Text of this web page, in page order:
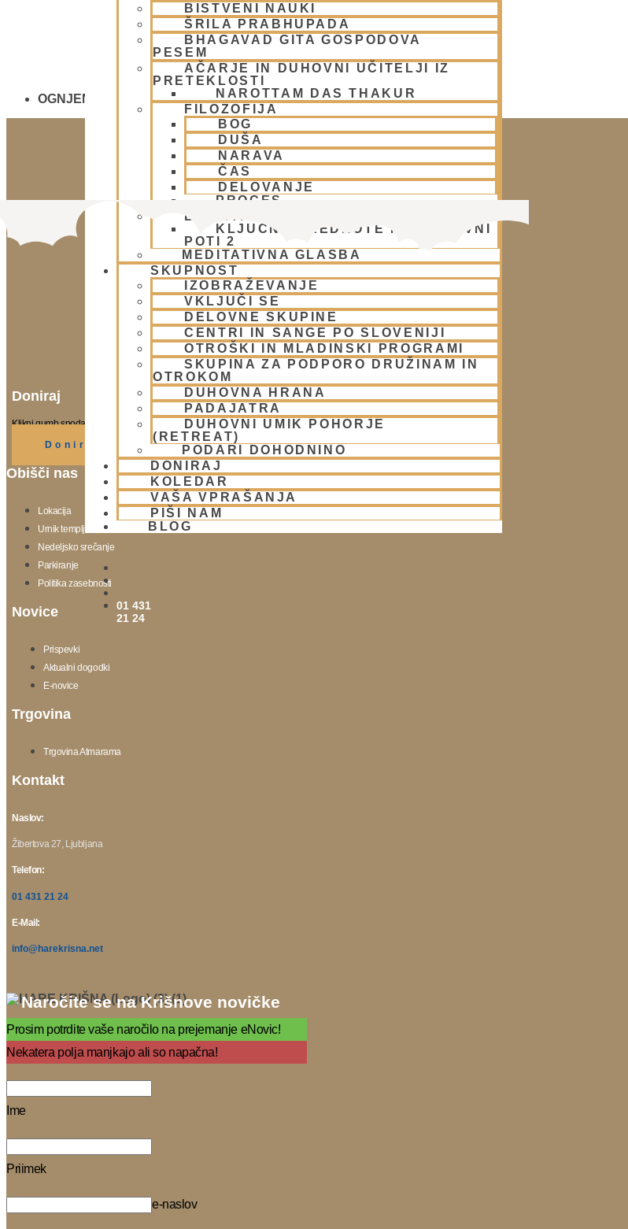
BISTVENI NAUKI
ŠRILA PRABHUPADA
BHAGAVAD GITA GOSPODOVA
PESEM
AČARJE IN DUHOVNI UČITELJI IZ
PRETEKLOSTI
NAROTTAM DAS THAKUR
FILOZOFIJA
BOG
DUŠA
NARAVA
ČAS
DELOVANJE
PROCES
BHAKTI AKADEMIJA
KLJUČNE VREDNOTE NA DUHOVNI
POTI 2
MEDITATIVNA GLASBA
SKUPNOST
IZOBRAŽEVANJE
VKLJUČI SE
DELOVNE SKUPINE
CENTRI IN SANGE PO SLOVENIJI
OTROŠKI IN MLADINSKI PROGRAMI
SKUPINA ZA PODPORO DRUŽINAM IN
OTROKOM
DUHOVNA HRANA
PADAJATRA
DUHOVNI UMIK POHORJE
(RETREAT)
PODARI DOHODNINO
DONIRAJ
KOLEDAR
VAŠA VPRAŠANJA
PIŠI NAM
BLOG
01 431
21 24
OGNJENO ŽRTVOVANJE - NARASIMHA JAGJA - VSAKO SOBOTO
Doniraj
Klikni gumb spodaj.
Doniraj
Obišči nas
Lokacija
Urnik templja
Nedeljsko srečanje
Parkiranje
Politika zasebnosti
Novice
Prispevki
Aktualni dogodki
E-novice
Trgovina
Trgovina Atmarama
Kontakt
Naslov:
Žibertova 27, Ljubljana
Telefon:
01 431 21 24
E-Mail:
info@harekrisna.net
Naročite se na Krišnove novičke
Prosim potrdite vaše naročilo na prejemanje eNovic!
Nekatera polja manjkajo ali so napačna!
Ime
Priimek
e-naslov